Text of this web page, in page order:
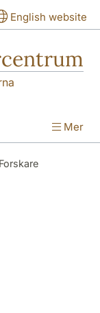
English website
Mer
Forskare